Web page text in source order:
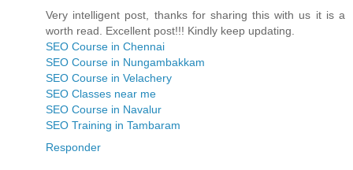
Very intelligent post, thanks for sharing this with us it is a
worth read. Excellent post!!! Kindly keep updating.
SEO Course in Chennai
SEO Course in Nungambakkam
SEO Course in Velachery
SEO Classes near me
SEO Course in Navalur
SEO Training in Tambaram
Responder